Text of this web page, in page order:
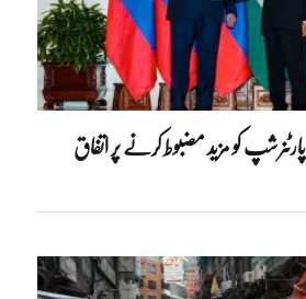
کو مزید مضبوط کرنے پر اتفاق